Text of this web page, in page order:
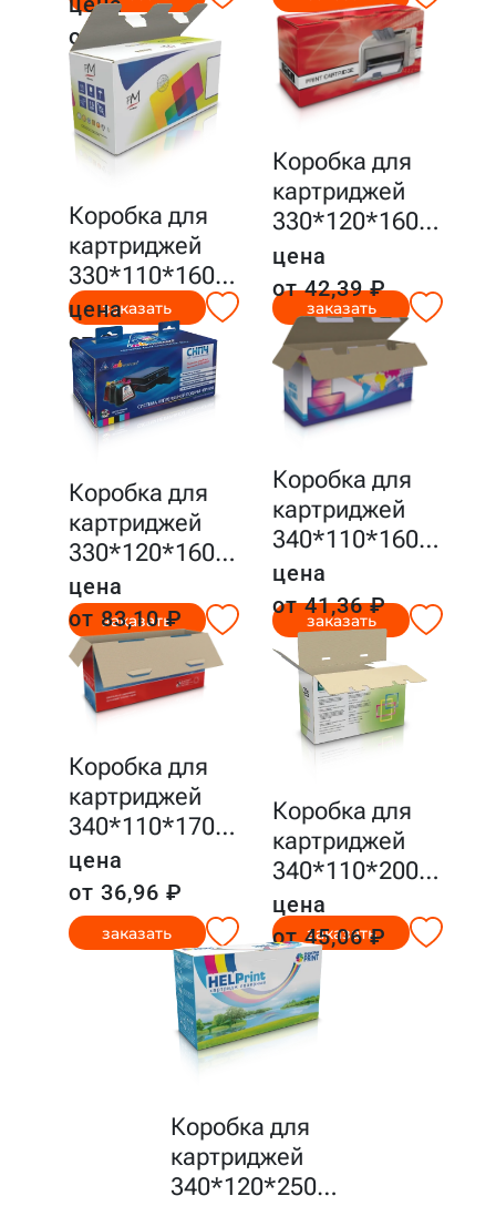
от 34,26 ₽
Коробка для
картриджей
330*110*160…
цена
от 39,44 ₽
заказать
Коробка для
картриджей
330*120*160…
цена
от 42,39 ₽
заказать
Коробка для
картриджей
330*120*160…
цена
от 83,10 ₽
заказать
Коробка для
картриджей
340*110*160…
цена
от 41,36 ₽
заказать
Коробка для
картриджей
340*110*170…
цена
от 36,96 ₽
заказать
Коробка для
картриджей
340*110*200…
цена
от 45,06 ₽
заказать
Коробка для
картриджей
340*120*250…